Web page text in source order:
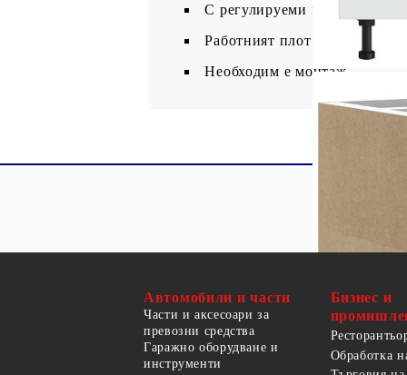
С регулируеми крачета
Работният плот не е включен
Необходим е монтаж
Автомобили и части
Части и аксесоари за
превозни средства
Гаражно оборудване и
инструменти
Бизнес и
Обработка